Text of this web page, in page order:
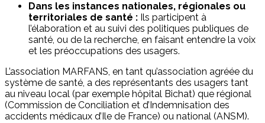
Dans les instances nationales, régionales ou
territoriales de santé : Ils participent à
l’élaboration et au suivi des politiques publiques de
santé, ou de la recherche, en faisant entendre la voix
et les préoccupations des usagers.
L’association MARFANS, en tant qu’association agréée du
système de santé, a des représentants des usagers tant
au niveau local (par exemple hôpital Bichat) que régional
(Commission de Conciliation et d’Indemnisation des
accidents médicaux d’Ile de France) ou national (ANSM).